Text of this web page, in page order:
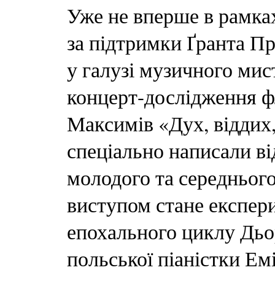
Уже не вперше в
за підтримки Ґранта
у галузі музичного
концерт-дослідження
Максимів «Дух,
спеціально написали
молодого та
виступом стане
епохального циклу
польської піаністки